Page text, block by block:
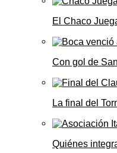
El Chaco
Con gol de
La final del
Quiénes